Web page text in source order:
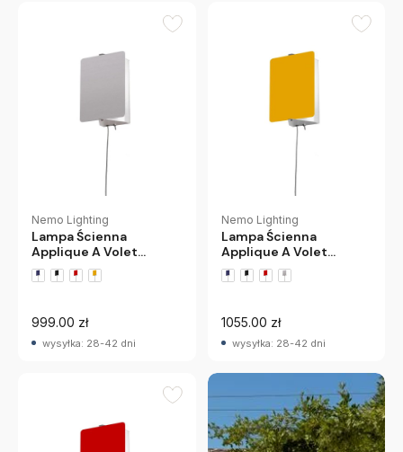
Nemo Lighting
Lampa Ścienna
Applique A Volet
Pivotant E14 Aluminium
Nemo
999.00 zł
wysyłka: 28-42 dni
Nemo Lighting
Lampa Ścienna
Applique A Volet
Pivotant E14 Żółta
Nemo
1055.00 zł
wysyłka: 28-42 dni